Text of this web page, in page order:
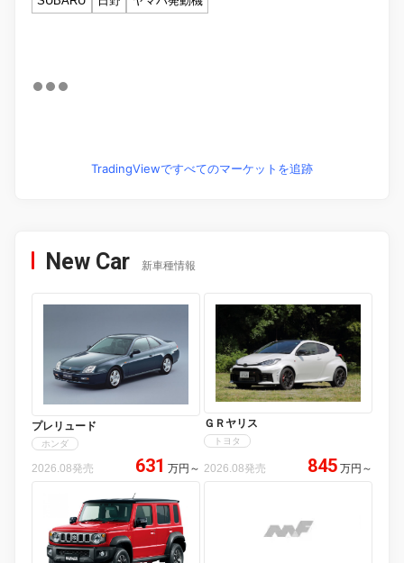
TradingViewですべてのマーケットを追跡
New Car 新車種情報
プレリュード
ホンダ
2026.08発売 631 万円 ～
ＧＲヤリス
トヨタ
2026.08発売 845 万円 ～